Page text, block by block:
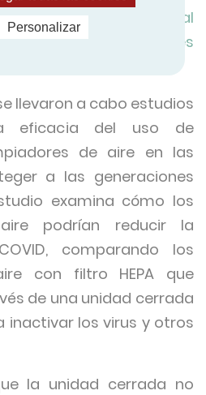
de la exposición al
utilizaron purificadores
llevaron a cabo estudios
eficacia del uso de
de aire en las
a las generaciones
examina cómo los
podrían reducir la
comparando los
con filtro HEPA que
de una unidad cerrada
inactivar los virus y otros
la unidad cerrada no
Personalizar